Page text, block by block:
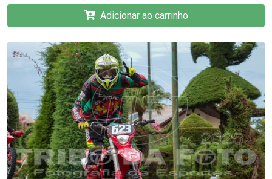
Adicionar ao carrinho